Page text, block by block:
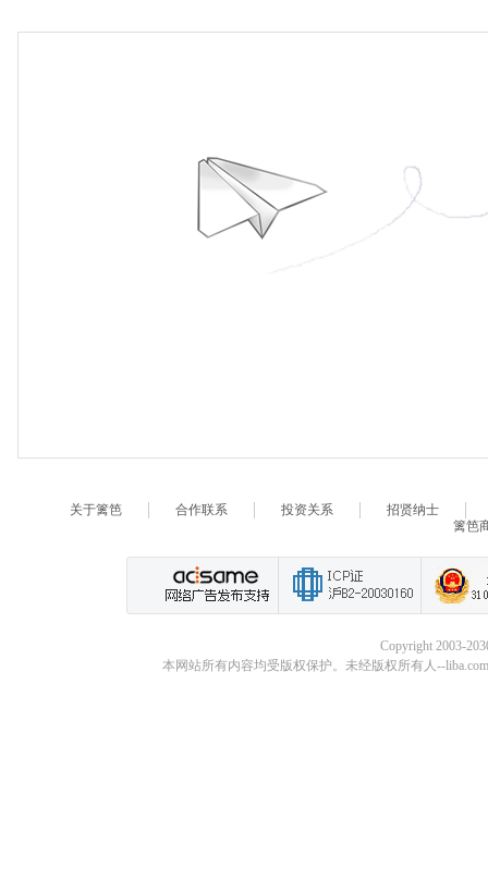
关于篱笆 合作联系 投资关系
招贤纳士
篱笆
Copyright 2003-
本网站所有内容均受版权保护。未经版权所有人--